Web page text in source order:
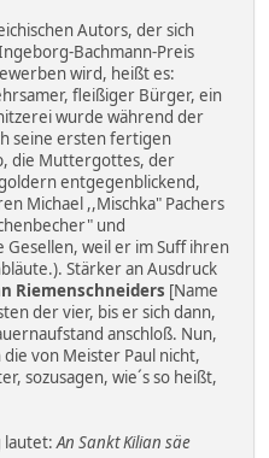
Autors, der sich
Bachmann-Preis
wird, heißt es:
fleißiger Bürger, ein
wurde während der
seine ersten fertigen
die Muttergottes, der
entgegenblickend,
Michael ,,Mischka" Pachers
und
weil er im Suff ihren
Stärker an Ausdruck
Riemenschneiders [Name
der vier, bis er sich dann,
anschloß. Nun,
von Meister Paul nicht,
sozusagen, wie´s so heißt,
lautet:An Sankt Kilian säe